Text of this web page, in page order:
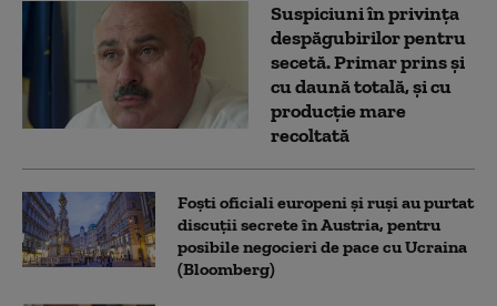
Suspiciuni în privința
despăgubirilor pentru
secetă. Primar prins și
cu daună totală, și cu
producție mare
recoltată
Foști oficiali europeni și ruși au purtat
discuții secrete în Austria, pentru
posibile negocieri de pace cu Ucraina
(Bloomberg)